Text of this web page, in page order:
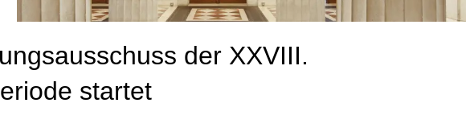
der XXVIII.
startet